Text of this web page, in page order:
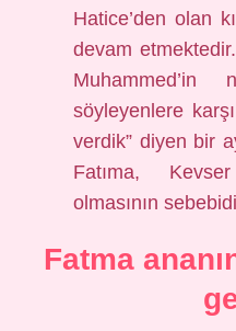
Hatice’den olan
devam
Muhammed’in
söyleyenlere
verdik” diyen bir
Fatıma,
olmasının
Fatma